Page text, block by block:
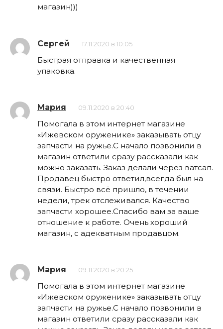
магазин)))
Сергей 17.11.2020 в 10:05
Быстрая отправка и качественная
упаковка.
Мария 09.11.2020 в 20:40
Помогала в этом интернет магазине
«Ижевском оруженике» заказывать отцу
запчасти на ружье.С начало позвонили в
магазин ответили сразу рассказали как
можно заказать. Заказ делали через ватсап.
Продавец быстро ответил,всегда был на
связи. Быстро всё пришло, в течении
недели, трек отслеживался. Качество
запчасти хорошее.Спасибо вам за ваше
отношение к работе. Очень хороший
магазин, с адекватным продавцом.
Мария 09.11.2020 в 20:25
Помогала в этом интернет магазине
«Ижевском оруженике» заказывать отцу
запчасти на ружье.С начало позвонили в
магазин ответили сразу рассказали как